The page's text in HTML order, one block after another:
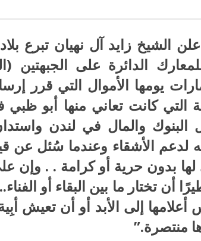
التاسع من أكتوبر 1973 أعلن الشيخ زايد آل نهيان
الدائرة على الجبهتين
يومها الأموال التي قرر
التي كانت تعاني منها أبو
البنوك والمال في لندن
لدعم الأشقاء وعندما سُئل عن
بدون حرية أو كرامة . . وإن
أن تختار ما بين البقاء أو
إلى الأبد أو أن تعيش
منتصرة.”
كيف تحمي مصر ثرواتها في
معركة لا تُرى.. وحراس لا
تُنشئ